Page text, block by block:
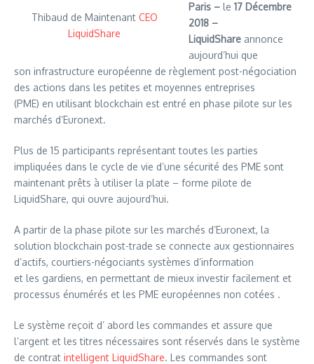
Thibaud de MaintenantCEO
LiquidShare
Paris – le 17 Décembre
2018 –
LiquidShare annonce
aujourd’hui que
son infrastructure européenne de règlement post-négociation
des actions dans les petites et moyennes entreprises
(PME) en utilisant blockchain est entré en phase pilote sur les
marchés d’Euronext.
Plus de 15 participants représentant toutes les parties
impliquées dans le cycle de vie d’une sécurité des PME sont
maintenant prêts à utiliser la plate – forme pilote de
LiquidShare, qui ouvre aujourd’hui.
A partir de la phase pilote sur les marchés d’Euronext, la
solution blockchain post-trade se connecte aux gestionnaires
d’actifs, courtiers-négociants systèmes d’information
et les gardiens, en permettant de mieux investir facilement et
processus énumérés et les PME européennes non cotées .
Le système reçoit d’ abord les commandes et assure que
l’argent et les titres nécessaires sont réservés dans le système
de contrat intelligent LiquidShare. Les commandes sont